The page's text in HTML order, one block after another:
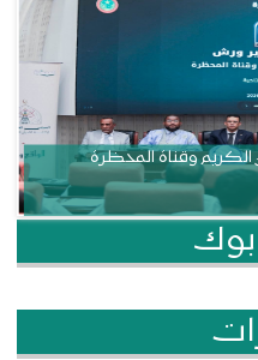
الكريم وقناة المحظرة
بوك